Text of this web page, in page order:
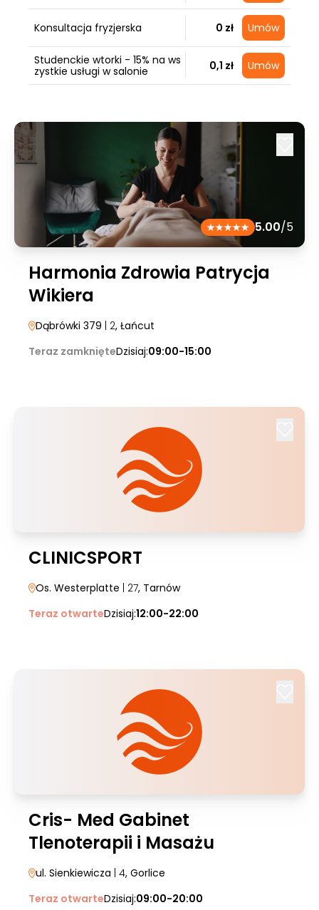
Konsultacja fryzjerska 0 zł Umów
Studenckie wtorki - 15% na ws
zystkie usługi w salonie
0,1 zł Umów
5.00/5
Harmonia Zdrowia Patrycja
Wikiera
Dąbrówki 379 | 2, Łańcut
Teraz zamknięteDzisiaj:09:00-15:00
CLINICSPORT
Os. Westerplatte | 27, Tarnów
Teraz otwarteDzisiaj:12:00-22:00
Cris- Med Gabinet
Tlenoterapii i Masażu
ul. Sienkiewicza | 4, Gorlice
Teraz otwarteDzisiaj:09:00-20:00